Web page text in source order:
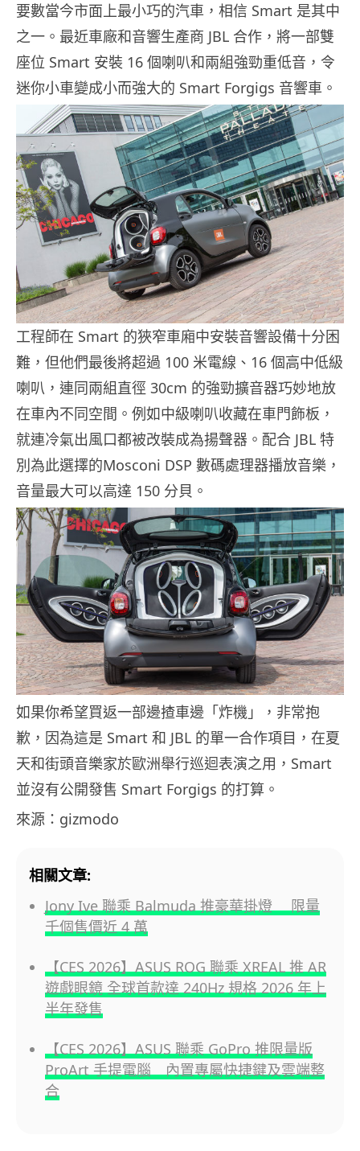
要數當今市面上最小巧的汽車，相信 Smart 是其中
之一。最近車廠和音響生產商 JBL 合作，將一部雙
座位 Smart 安裝 16 個喇叭和兩組強勁重低音，令
迷你小車變成小而強大的 Smart Forgigs 音響車。
工程師在 Smart 的狹窄車廂中安裝音響設備十分困
難，但他們最後將超過 100 米電線、16 個高中低級
喇叭，連同兩組直徑 30cm 的強勁擴音器巧妙地放
在車內不同空間。例如中級喇叭收藏在車門飾板，
就連冷氣出風口都被改裝成為揚聲器。配合 JBL 特
別為此選擇的Mosconi DSP 數碼處理器播放音樂，
音量最大可以高達 150 分貝。
如果你希望買返一部邊揸車邊「炸機」，非常抱
歉，因為這是 Smart 和 JBL 的單一合作項目，在夏
天和街頭音樂家於歐洲舉行巡迴表演之用，Smart
並沒有公開發售 Smart Forgigs 的打算。
來源：gizmodo
相關文章:
Jony Ive 聯乘 Balmuda 推豪華掛燈 限量
千個售價近 4 萬
【CES 2026】ASUS ROG 聯乘 XREAL 推 AR
遊戲眼鏡 全球首款達 240Hz 規格 2026 年上
半年發售
【CES 2026】ASUS 聯乘 GoPro 推限量版
ProArt 手提電腦 內置專屬快捷鍵及雲端整
合